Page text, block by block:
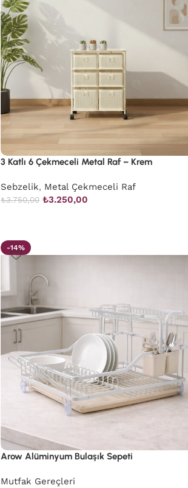
3 Katlı 6 Çekmeceli Metal Raf – Krem
Sebzelik, Metal Çekmeceli Raf
₺3.750,00 ₺3.250,00
-14%
Arow Alüminyum Bulaşık Sepeti
Mutfak Gereçleri